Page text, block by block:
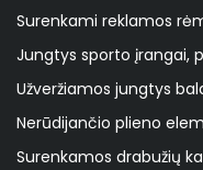
Surenkami reklamos
Jungtys sporto įrangai,
Užveržiamos jungtys
Nerūdijančio plieno
Surenkamos drabužių